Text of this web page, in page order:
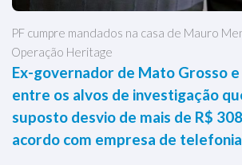
PF cumpre mandados na casa de Mauro
Operação Heritage
Ex-governador de Mato Grosso
entre os alvos de investigação
suposto desvio de mais de R$
acordo com empresa de telefonia